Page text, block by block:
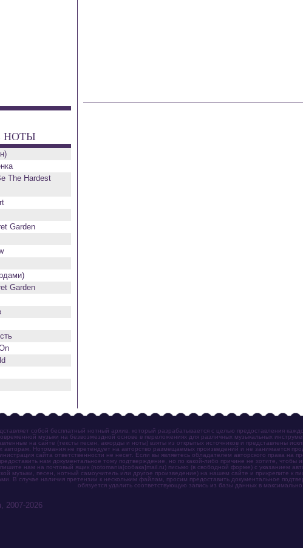
НОТЫ
The Hardest
Garden
Garden
собой бесплатный нотный архив, который разрабатывается с целью предоставления
музыки на безвозмездной основе в переложениях для различных музыкальных
на сайте (тексты песен, аккорды и ноты) взяты из открытых источников и представлены
авторам. Нотомания не претендует на авторство размещаемых произведений и не занимается
сайта ответственности не несет. Если вы являетесь обладателем авторского права
нам документальное тому подтверждение, но по какой-либо причине не хотите,
нам на почтовый ящик (notomania[собака]mail.ru) письмо (в свободной форме) с указанием
музыки, песен, нотный самоучитель или другое произведение) на нашем сайте и прикрепите к
В случае наличия претензии к нескольким файлам, просим предоставить документальное
обязуется удалить соответствующую запись из базы данных в максимально
2007-2026